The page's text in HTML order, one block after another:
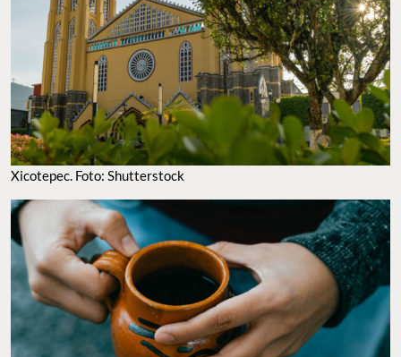
Xicotepec. Foto: Shutterstock